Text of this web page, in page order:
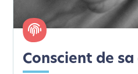
Conscient de